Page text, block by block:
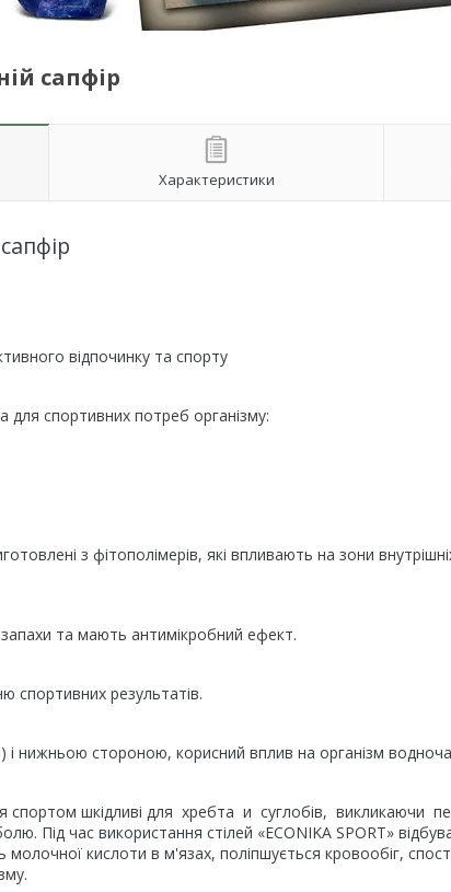
сапфір
Характеристики
відпочинку та спорту
для спортивних потреб організму:
з фітополімерів, які впливають на зони
та мають антимікробний ефект.
спортивних результатів.
нижньою стороною, корисний вплив на організм
спортом шкідливі для хребта и суглобів, викликаючи
Під час використання стілей «ECONIKA SPORT»
кислоти в м'язах, поліпшується кровообіг,